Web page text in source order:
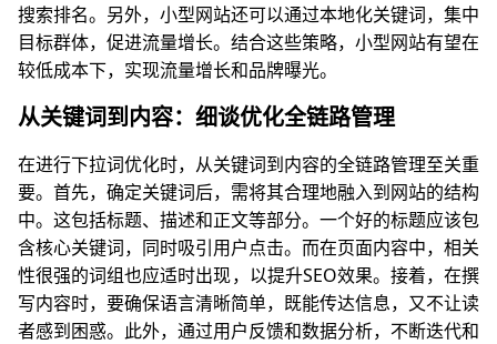
搜索排名。另外，小型网站还可以通过本地化关键词，集中
目标群体，促进流量增长。结合这些策略，小型网站有望在
较低成本下，实现流量增长和品牌曝光。
从关键词到内容：细谈优化全链路管理
在进行下拉词优化时，从关键词到内容的全链路管理至关重
要。首先，确定关键词后，需将其合理地融入到网站的结构
中。这包括标题、描述和正文等部分。一个好的标题应该包
含核心关键词，同时吸引用户点击。而在页面内容中，相关
性很强的词组也应适时出现，以提升SEO效果。接着，在撰
写内容时，要确保语言清晰简单，既能传达信息，又不让读
者感到困惑。此外，通过用户反馈和数据分析，不断迭代和